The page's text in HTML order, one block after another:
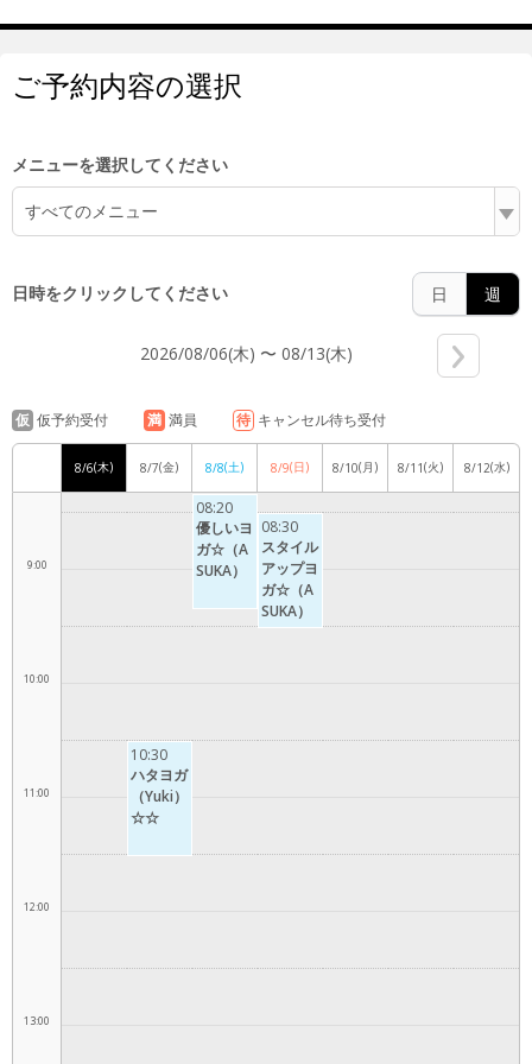
ご予約内容の選択
メニューを選択してください
すべてのメニュー
日時をクリックしてください 日 週
2026/08/06(木) 〜 08/13(木)
仮 仮予約受付 満 満員 待 キャンセル待ち受付
8/6(木) 8/7(金) 8/8(土) 8/9(日) 8/10(月) 8/11(火) 8/12(水)
6:00
9:00
10:00
11:00
12:00
13:00
10:30
ハタヨガ
（Yuki）
☆☆
08:20
優しいヨ
ガ☆（A
SUKA）
08:30
スタイル
アップヨ
ガ☆（A
SUKA）